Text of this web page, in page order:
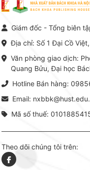
Giám đốc - Tổng biên
Địa chỉ: Số 1 Đại Cồ
Văn phòng giao dịch:
Quang Bửu, Đại học
Hotline Bán hàng:
Email:
Mã số thuế:
Theo dõi chúng tôi trên: